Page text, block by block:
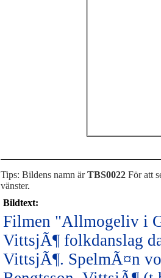
Tips: Bildens namn ärTBS0022 För att
vänster.
Bildtext:
Filmen "Allmogeliv i
VittsjÃ¶ folkdanslag
VittsjÃ¶. SpelmÃ¤n